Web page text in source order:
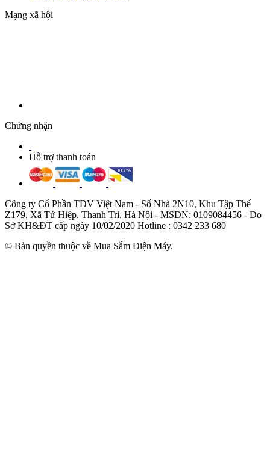
Mạng xã hội
Chứng nhận
Hỗ trợ thanh toán
Công ty Cổ Phần TDV Việt Nam - Số Nhà 2N10, Khu Tập Thể
Z179, Xã Tứ Hiệp, Thanh Trì, Hà Nội - MSDN: 0109084456 - Do
Sở KH&ĐT cấp ngày 10/02/2020 Hotline : 0342 233 680
© Bản quyền thuộc về Mua Sắm Điện Máy.